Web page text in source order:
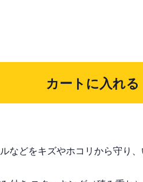
カートに入れる
どをキズやホコリから守り